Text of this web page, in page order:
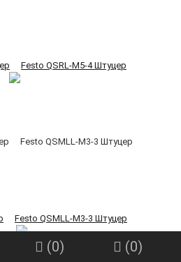
Festo QSRL-M5-4 Штуцер
Festo QSMLL-M3-3 Штуцер
(0) (0)